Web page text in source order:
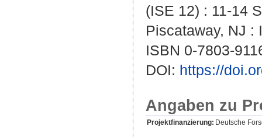
(ISE 12) : 11-14
Piscataway, NJ :
ISBN 0-7803-
DOI: https://
Angaben zu
Projektfinanzierung: Deutsche